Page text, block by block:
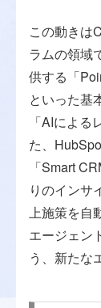
この動きは
ラムの領域
供する「
といった基
「AIによ
た、
「Smart
りのインサ
上施策を自
エージェン
う、新たな